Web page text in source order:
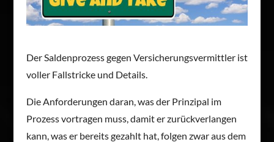
Der Saldenprozess gegen Versicherungsvermittler ist
voller Fallstricke und Details.
Die Anforderungen daran, was der Prinzipal im
Prozess vortragen muss, damit er zurückverlangen
kann, was er bereits gezahlt hat, folgen zwar aus dem